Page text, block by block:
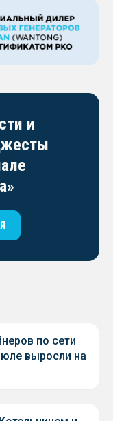
и
по сети
выросли на